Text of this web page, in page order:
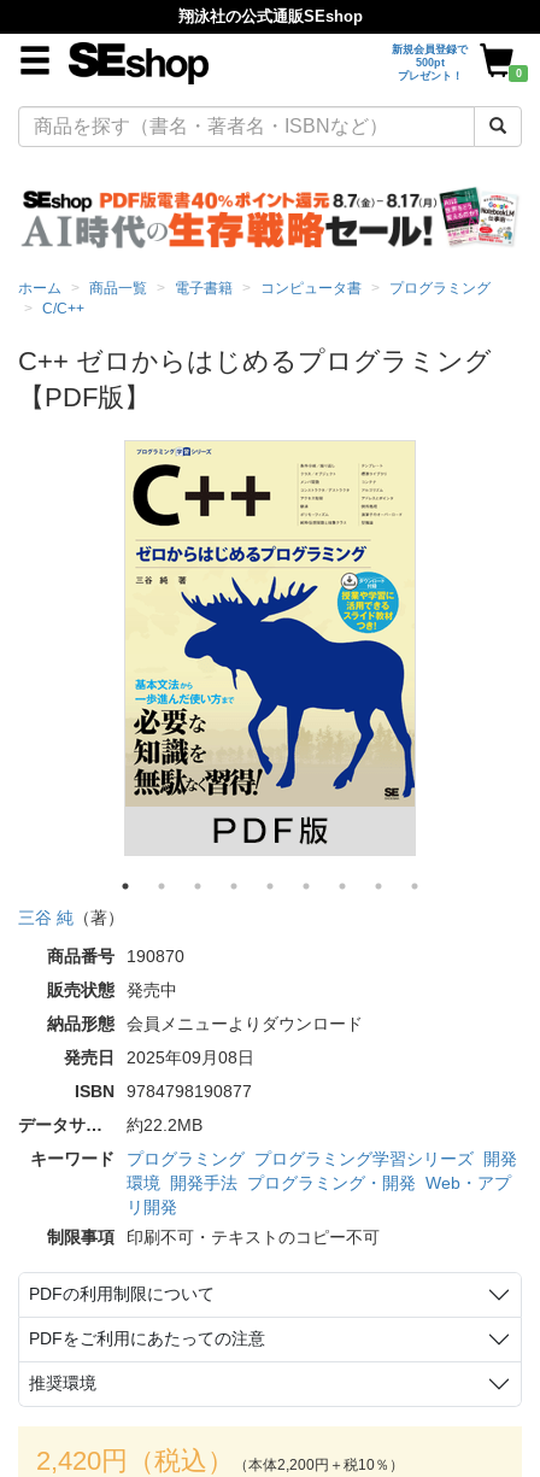
翔泳社の公式通販SEshop
新規会員登録で
500pt
プレゼント！
0
ホーム 商品一覧 電子書籍 コンピュータ書
プログラミング
C/C++
C++ ゼロからはじめるプログラミング
【PDF版】
三谷 純 （著）
商品番号
190870
販売状態
発売中
納品形態
会員メニューよりダウンロード
発売日
2025年09月08日
ISBN
9784798190877
データサイズ
約22.2MB
キーワード
プログラミング プログラミング学習シリーズ
開発
環境
開発手法 プログラミング・開発 Web・アプ
リ開発
制限事項
印刷不可・テキストのコピー不可
PDFの利用制限について
PDFをご利用にあたっての注意
推奨環境
2,420円（税込） （本体2,200円＋税10％）